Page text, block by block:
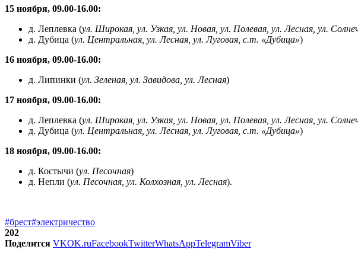
15 ноября, 09.00-16.00:
д. Леплевка (ул. Широкая, ул. Узкая, ул. Новая, ул. Полевая, ул. Лесная, ул.
д. Дубица (ул. Центральная, ул. Лесная, ул. Луговая, с.т. «Дубица»)
16 ноября, 09.00-16.00:
д. Липинки (ул. Зеленая, ул. Завидова, ул. Лесная)
17 ноября, 09.00-16.00:
д. Леплевка (ул. Широкая, ул. Узкая, ул. Новая, ул. Полевая, ул. Лесная, ул.
д. Дубица (ул. Центральная, ул. Лесная, ул. Луговая, с.т. «Дубица»)
18 ноября, 09.00-16.00:
д. Костычи (ул. Песочная)
д. Непли (ул. Песочная, ул. Колхозная, ул. Лесная).
#брест#электричество
202
Поделится VKOK.ruFacebookTwitterWhatsAppTelegramViber